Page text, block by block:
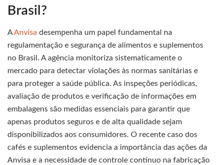
Brasil?
AAnvisa desempenha um papel fundamental na
regulamentação e segurança de alimentos e suplementos
no Brasil. A agência monitoriza sistematicamente o
mercado para detectar violações às normas sanitárias e
para proteger a saúde pública. As inspeções periódicas,
avaliação de produtos e verificação de informações em
embalagens são medidas essenciais para garantir que
apenas produtos seguros e de alta qualidade sejam
disponibilizados aos consumidores. O recente caso dos
cafés e suplementos evidencia a importância das ações da
Anvisa e a necessidade de controle contínuo na fabricação